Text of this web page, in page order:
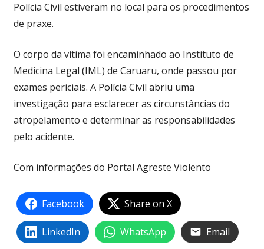
Polícia Civil estiveram no local para os procedimentos
de praxe.
O corpo da vítima foi encaminhado ao Instituto de
Medicina Legal (IML) de Caruaru, onde passou por
exames periciais. A Polícia Civil abriu uma
investigação para esclarecer as circunstâncias do
atropelamento e determinar as responsabilidades
pelo acidente.
Com informações do Portal Agreste Violento
Facebook Share on X
LinkedIn WhatsApp Email